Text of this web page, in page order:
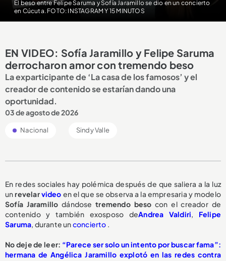
El beso entre Felipe Saruma y Sofía Jaramillo se dio en un concierto
en Cúcuta. FOTO: INSTAGRAM Y 15 MINUTOS
EN VIDEO: Sofía Jaramillo y Felipe Saruma
derrocharon amor con tremendo beso
La exparticipante de ‘La casa de los famosos’ y el
creador de contenido se estarían dando una
oportunidad.
03 de agosto de 2026
Nacional Sindy Valle
En redes sociales hay polémica después de que saliera a la luz
unrevelarvideo en el que se observa a la empresaria y modelo
Sofía Jaramillo dándosetremendo besocon el creador de
contenido y también exosposo deAndrea Valdiri, Felipe
Saruma, durante unconcierto .
No deje de leer: “Parece ser solo un intento por buscar fama”:
hermana de Angélica Jaramillo explotó en las redes contra